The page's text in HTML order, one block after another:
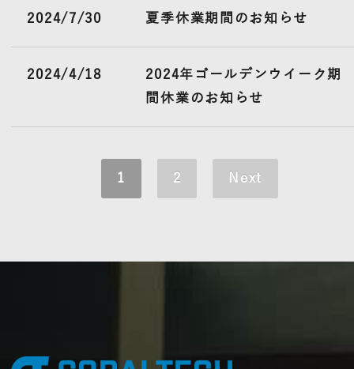
2024/7/30 夏季休業期間のお知らせ
2024/4/18
2024年ゴールデンウイーク期
間休業のお知らせ
1 2 Next